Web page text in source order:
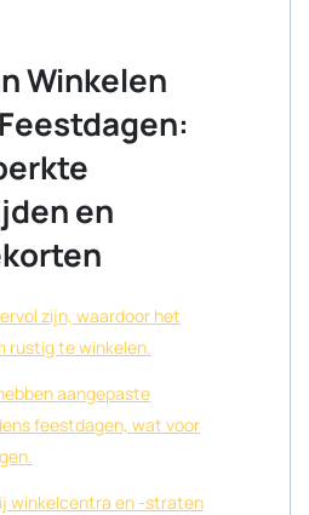
Winkelen
en
zijn, waardoor het
rustig te winkelen.
aangepaste
feestdagen, wat voor
winkelcentra en -straten